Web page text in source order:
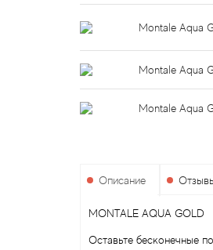
Montale Aqua
Montale Aqua
Montale Aqua
Описание
MONTALE AQUA GOLD
Оставьте бесконечные